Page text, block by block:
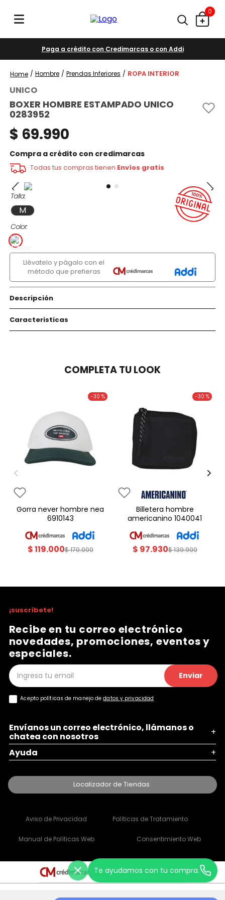
0
Paga a crédito con Credimarcas o con Addi
Hombre Prendas Inferiores ROPA INTERIOR
UNICO
BOXER HOMBRE ESTAMPADO UNICO
0283952
$ 69.990
Compra a crédito con credimarcas
Todas tus compras tienen Envíos gratis
Talla
M
Color
Llévatelo y págalo con el
método que prefieras
Descripción
Caracteristicas
COMPLETA TU LOOK
-30 %
gorra never hombre nea
6910143
$119.000$170.000
-30 %
billetera hombre
americanino 1040041
$ 97.930$139.900
Te ayudamos con tu compra.
¡suscríbete!
Recibe en tu correo electrónico
novedades, promociones, eventos y
especiales.
Enviar
Acepto políticas de manejo dedatos y privacidad
Envíanos un correo electrónico, llámanos o
chatea con nosotros
+
Ayuda
+
Localizador de Tiendas
Aviso de Privacidad Políticas de Tratamiento
Manual de Políticas Web Consentimiento Web